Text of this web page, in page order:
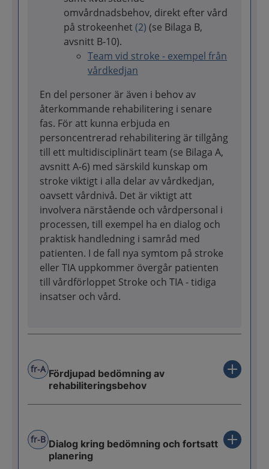
omvårdnadsbehov, direkt efter vård
på strokeenhet(2) (se Bilaga B,
avsnitt B-10).
Team vid stroke - exempel från
vårdkedjan
En del personer är även i behov av
återkommande rehabilitering i senare
fas. För att kunna erbjuda en
personcentrerad rehabilitering är tillgång
till ett multidisciplinärt team (se Bilaga A,
avsnitt A-6) med särskild kunskap om
stroke viktigt i alla delar av vårdkedjan,
oavsett vårdnivå. Det är viktigt att
involvera närstående och vårdpersonal i
processen, till exempel ha en dialog och
praktisk handledning i samråd med
patienten. I de fall nya symtom på stroke
eller TIA uppkommer övergår patienten
till vårdförloppet Stroke och TIA - tidiga
insatser och vård.
fr-A Fördjupad bedömning av
rehabiliteringsbehov
fr-B Dialog kring bedömning och fortsatt
planering